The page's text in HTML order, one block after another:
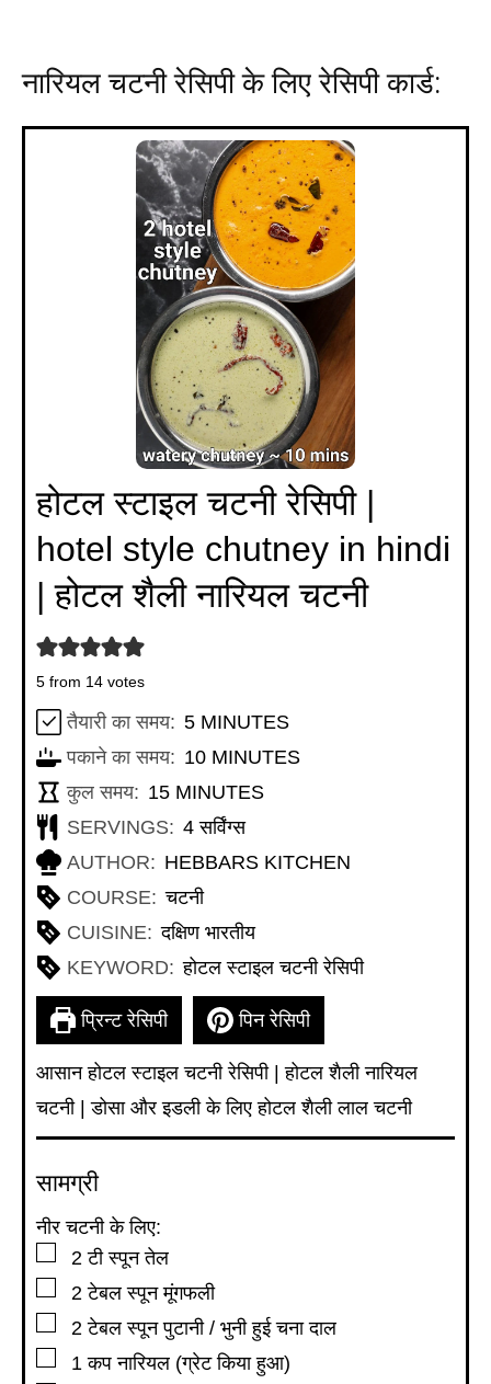
नारियल चटनी रेसिपी के लिए रेसिपी कार्ड:
होटल स्टाइल चटनी रेसिपी |
hotel style chutney in hindi
| होटल शैली नारियल चटनी
5 from 14 votes
तैयारी का समय: 5MINUTES
MINUTES
पकाने का समय: 10MINUTES
MINUTES
कुल समय: 15MINUTES
MINUTES
SERVINGS: 4 सर्विंग्स
AUTHOR: HEBBARS KITCHEN
COURSE: चटनी
CUISINE: दक्षिण भारतीय
KEYWORD: होटल स्टाइल चटनी रेसिपी
प्रिन्ट रेसिपी पिन रेसिपी
आसान होटल स्टाइल चटनी रेसिपी | होटल शैली नारियल
चटनी | डोसा और इडली के लिए होटल शैली लाल चटनी
सामग्री
नीर चटनी के लिए:
▢
2 टी स्पूनतेल
▢
2 टेबल स्पूनमूंगफली
▢
2 टेबल स्पूनपुटानी / भुनी हुई चना दाल
▢
1 कप नारियल (ग्रेट किया हुआ)